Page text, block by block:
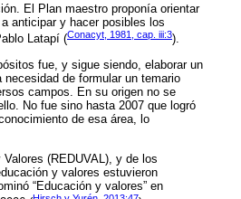
El Plan maestro proponía orientar
anticipar y hacer posibles los
Latapí (Conacyt, 1981, cap. iii:3).
fue, y sigue siendo, elaborar un
de formular un temario
campos. En su origen no se
No fue sino hasta 2007 que logró
de esa área, lo
(REDUVAL), y de los
y valores estuvieron
“Educación y valores” en